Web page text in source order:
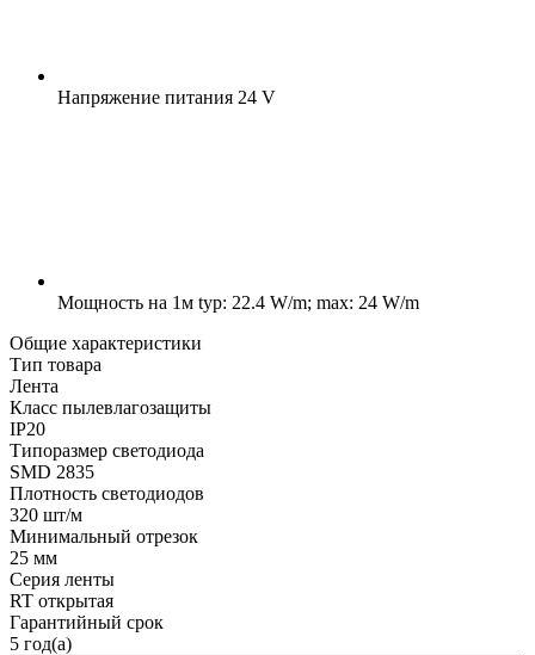
Напряжение питания 24 V
Мощность на 1м typ: 22.4 W/m; max: 24 W/m
Общие характеристики
Тип товара
Лента
Класс пылевлагозащиты
IP20
Типоразмер светодиода
SMD 2835
Плотность светодиодов
320 шт/м
Минимальный отрезок
25 мм
Серия ленты
RT открытая
Гарантийный срок
5 год(а)